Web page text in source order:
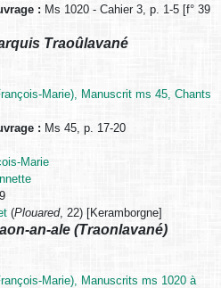
: Ms 1020 - Cahier 3, p. 1-5 [f° 39
Traoûlavané
Marie), Manuscrit ms 45, Chants
: Ms 45, p. 17-20
Marie
(Plouared, 22) [Keramborgne]
an-ale (Traonlavané)
Marie), Manuscrits ms 1020 à